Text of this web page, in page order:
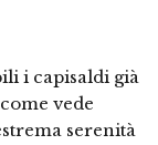
i capisaldi già
vede
serenità